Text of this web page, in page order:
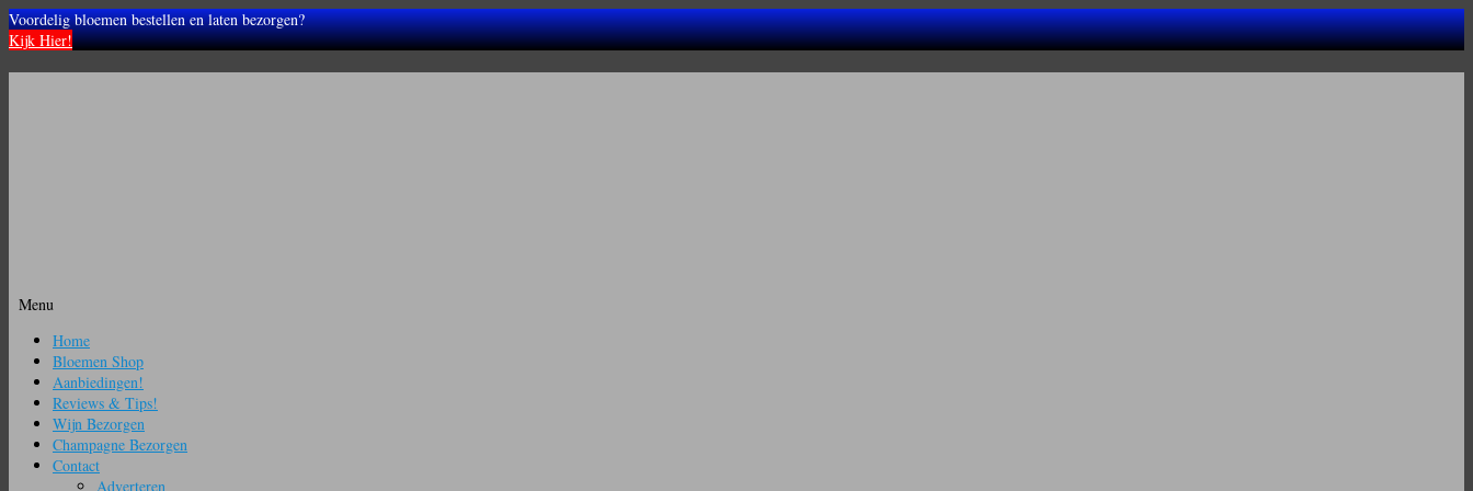
Voordelig bloemen bestellen en laten bezorgen?
Kijk Hier!
Menu
inhoud
Home
Bloemen Shop
Aanbiedingen!
Reviews & Tips!
Wijn Bezorgen
Champagne Bezorgen
Contact
Adverteren